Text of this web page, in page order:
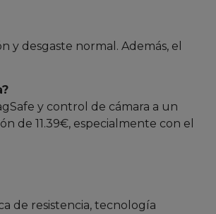
y desgaste normal. Además, el
y control de cámara a un
de 11.39€, especialmente con el
de resistencia, tecnología